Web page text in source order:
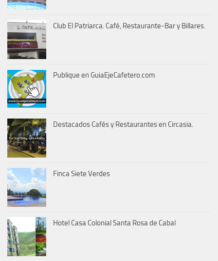
Club El Patriarca. Café, Restaurante-Bar y Billares.
Publique en GuiaEjeCafetero.com
Destacados Cafés y Restaurantes en Circasia.
Finca Siete Verdes
Hotel Casa Colonial Santa Rosa de Cabal